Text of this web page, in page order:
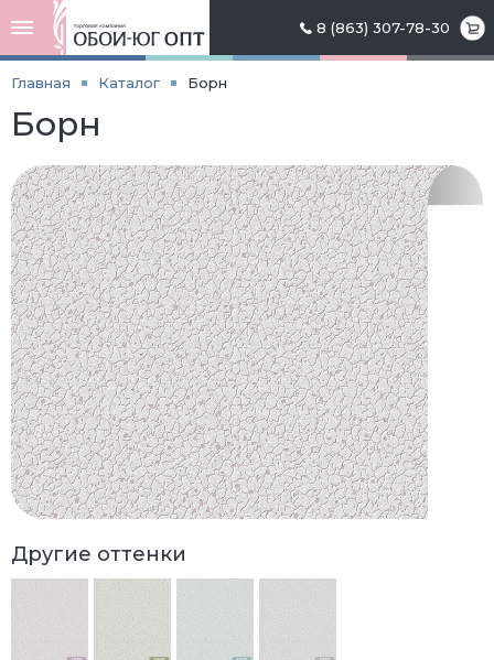
8 (863) 307-78-30
Главная Каталог Борн
Борн
Другие оттенки